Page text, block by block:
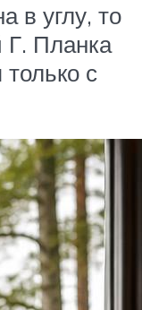
в углу, то
Г. Планка
с